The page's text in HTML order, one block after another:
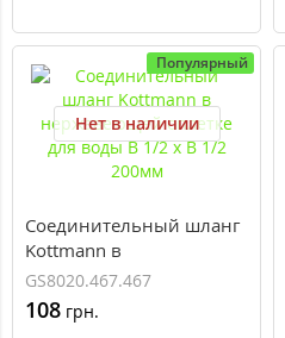
Популярный
Нет в наличии
Соединительный шланг
Kottmann в
нержавеющей оплетке
для воды В 1/2 x В 1/2
200мм
GS8020.467.467
108 грн.